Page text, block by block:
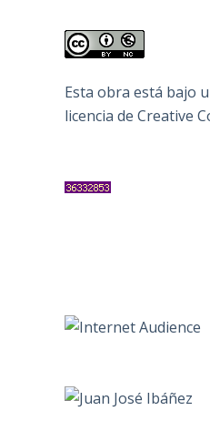
Esta obra está bajo
licencia de Creative